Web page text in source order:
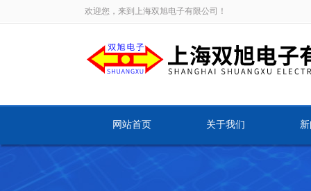
欢迎您，来到上海双旭电子有限公司！
网站首页 关于我们